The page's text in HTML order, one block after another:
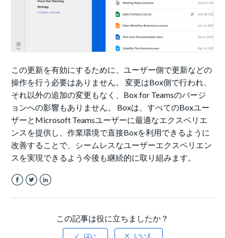
この更新を有効にするために、ユーザー側で更新などの
操作を行う必要はありません。 変更はBox側で行われ、
それ以外の追加の変更もなく、Box for Teamsのバージ
ョンへの影響もありません。 Boxは、すべてのBoxユー
ザーとMicrosoft Teamsユーザーに最適なエクスペリエ
ンスを提供し、作業環境で直接Boxを利用できるように
改善することで、シームレスなユーザーエクスペリエン
スを実現できるよう今後も継続的に取り組みます。
この記事は役に立ちましたか？